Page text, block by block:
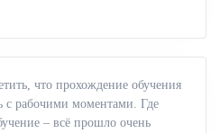
что прохождение обучения
с рабочими моментами. Где
– всё прошло очень